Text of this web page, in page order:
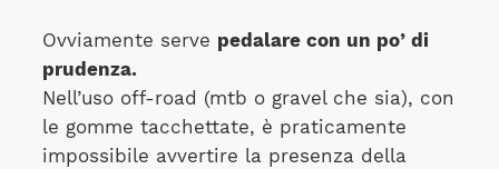
Ovviamente serve pedalare con un po’ di
prudenza.
Nell’uso off-road (mtb o gravel che sia), con
le gomme tacchettate, è praticamente
impossibile avvertire la presenza della